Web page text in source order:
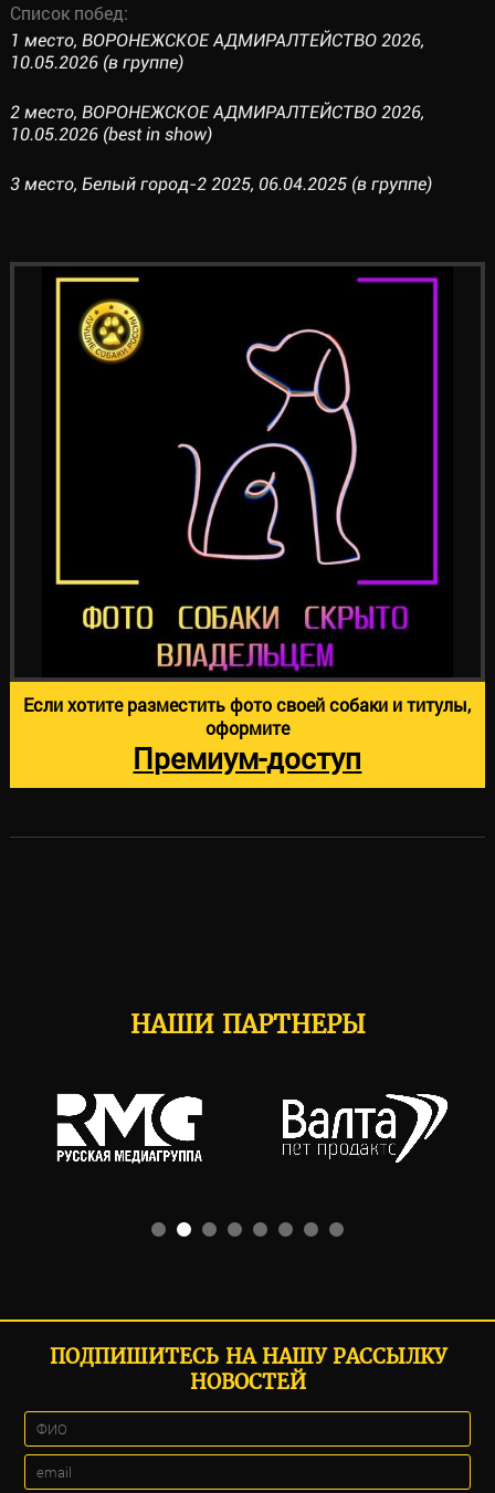
Список побед:
1 место, ВОРОНЕЖСКОЕ АДМИРАЛТЕЙСТВО 2026,
10.05.2026 (в группе)
2 место, ВОРОНЕЖСКОЕ АДМИРАЛТЕЙСТВО 2026,
10.05.2026 (best in show)
3 место, Белый город-2 2025, 06.04.2025 (в группе)
Если хотите разместить фото своей собаки и титулы,
оформите
Премиум-доступ
НАШИ ПАРТНЕРЫ
ПОДПИШИТЕСЬ НА НАШУ РАССЫЛКУ
НОВОСТЕЙ